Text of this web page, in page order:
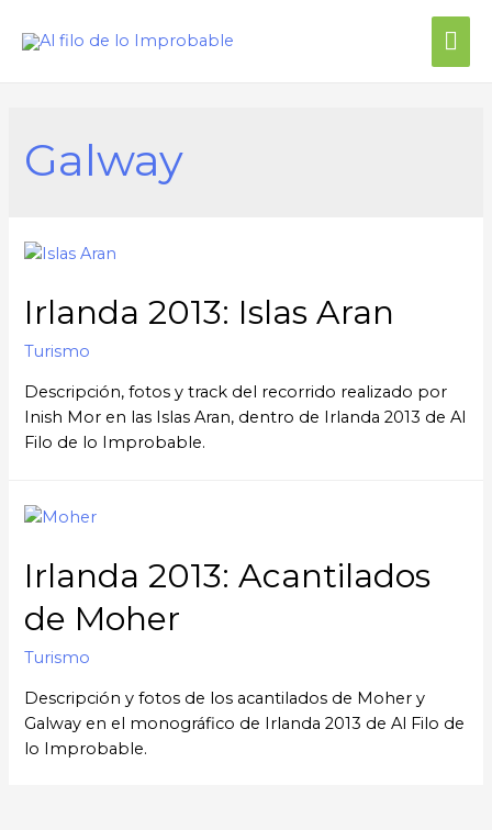
Galway
Irlanda 2013: Islas Aran
Turismo
Descripción, fotos y track del recorrido realizado por
Inish Mor en las Islas Aran, dentro de Irlanda 2013 de Al
Filo de lo Improbable.
Irlanda 2013: Acantilados
de Moher
Turismo
Descripción y fotos de los acantilados de Moher y
Galway en el monográfico de Irlanda 2013 de Al Filo de
lo Improbable.